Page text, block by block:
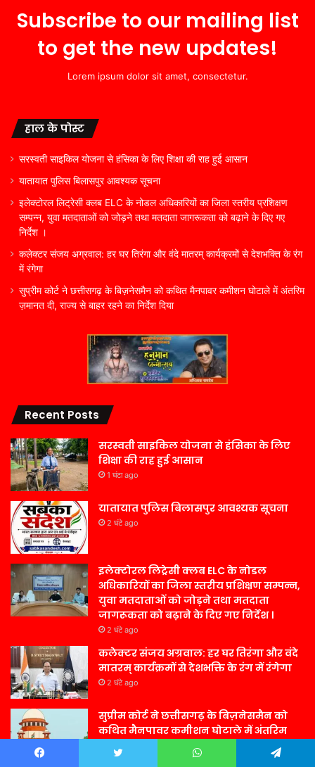
Subscribe to our mailing list
to get the new updates!
Lorem ipsum dolor sit amet, consectetur.
हाल के पोस्ट
सरस्वती साइकिल योजना से हंसिका के लिए शिक्षा की राह हुई आसान
यातायात पुलिस बिलासपुर आवश्यक सूचना
इलेक्टोरल लिट्रेसी क्लब ELC के नोडल अधिकारियों का जिला स्तरीय प्रशिक्षण
सम्पन्न, युवा मतदाताओं को जोड़ने तथा मतदाता जागरूकता को बढ़ाने के दिए गए
निर्देश ।
कलेक्टर संजय अग्रवाल: हर घर तिरंगा और वंदे मातरम् कार्यक्रमों से देशभक्ति के रंग
में रंगेगा
सुप्रीम कोर्ट ने छत्तीसगढ़ के बिज़नेसमैन को कथित मैनपावर कमीशन घोटाले में अंतरिम
ज़मानत दी, राज्य से बाहर रहने का निर्देश दिया
Recent Posts
सरस्वती साइकिल योजना से हंसिका के लिए
शिक्षा की राह हुई आसान
1 घंटा ago
यातायात पुलिस बिलासपुर आवश्यक सूचना
2 घंटे ago
इलेक्टोरल लिट्रेसी क्लब ELC के नोडल
अधिकारियों का जिला स्तरीय प्रशिक्षण सम्पन्न,
युवा मतदाताओं को जोड़ने तथा मतदाता
जागरूकता को बढ़ाने के दिए गए निर्देश ।
2 घंटे ago
कलेक्टर संजय अग्रवाल: हर घर तिरंगा और वंदे
मातरम् कार्यक्रमों से देशभक्ति के रंग में रंगेगा
2 घंटे ago
सुप्रीम कोर्ट ने छत्तीसगढ़ के बिज़नेसमैन को
कथित मैनपावर कमीशन घोटाले में अंतरिम
ज़मानत दी, राज्य से बाहर रहने का निर्देश दिया
23 घंटे ago